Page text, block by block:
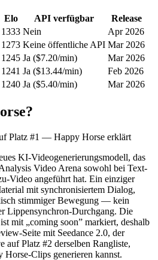
Elo API verfügbar
Release
1333 Nein
Apr 2026
1273 Keine öffentliche API Mar 2026
1245 Ja ($7.20/min)
Mar 2026
1241 Ja ($13.44/min)
Feb 2026
1240 Ja ($5.40/min) Mar 2026
Platz #1 — Happy Horse erklärt
KI-Videogenerierungsmodell, das
Video Arena sowohl bei Text-
Video angeführt hat. Ein einziger
mit synchronisiertem Dialog,
stimmiger Bewegung — kein
Lippensynchron-Durchgang. Die
mit „coming soon” markiert, deshalb
Seite mit Seedance 2.0, der
auf Platz #2 derselben Rangliste,
Horse-Clips generieren kannst.